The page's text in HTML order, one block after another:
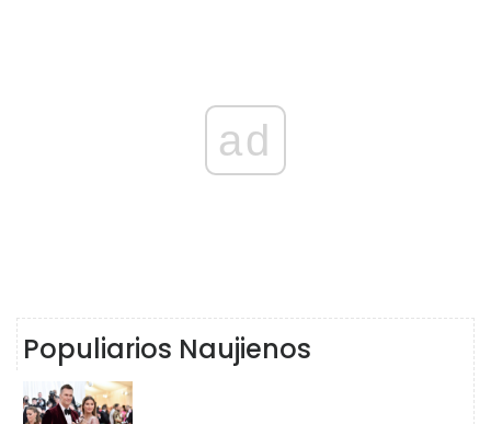
ad
Populiarios Naujienos